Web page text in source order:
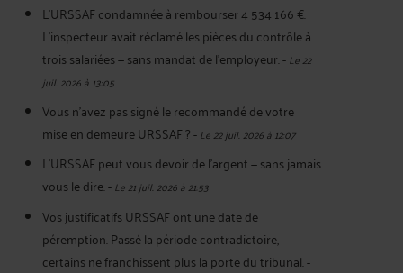
L'URSSAF condamnée à rembourser 4 534 166 €.
L'inspecteur avait réclamé les pièces du contrôle à
trois salariées — sans mandat de l'employeur.-Le 22
juil. 2026 à 13:05
Vous n'avez pas signé le recommandé de votre
mise en demeure URSSAF ?-Le 22 juil. 2026 à 12:07
L’URSSAF peut vous devoir de l’argent — sans jamais
vous le dire.-Le 21 juil. 2026 à 21:53
Vos justificatifs URSSAF ont une date de
péremption. Passé la période contradictoire,
certains ne franchissent plus la porte du tribunal.-